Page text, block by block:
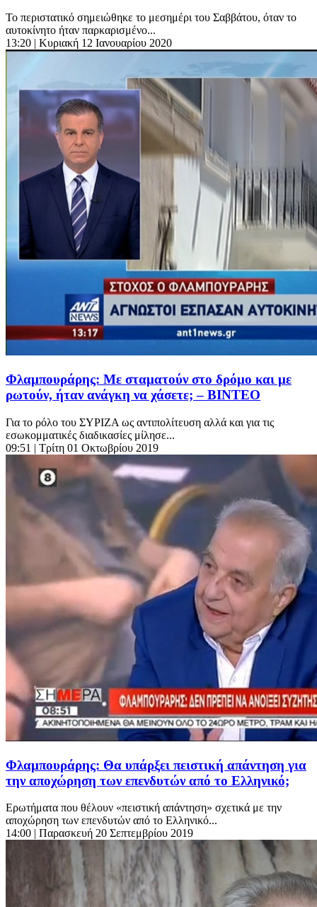
Το περιστατικό σημειώθηκε το μεσημέρι του Σαββάτου, όταν το
αυτοκίνητο ήταν παρκαρισμένο...
13:20 | Κυριακή 12 Ιανουαρίου 2020
Φλαμπουράρης: Με σταματούν στο δρόμο και με
ρωτούν, ήταν ανάγκη να χάσετε; – ΒΙΝΤΕΟ
Για το ρόλο του ΣΥΡΙΖΑ ως αντιπολίτευση αλλά και για τις
εσωκομματικές διαδικασίες μίλησε...
09:51 | Τρίτη 01 Οκτωβρίου 2019
Φλαμπουράρης: Θα υπάρξει πειστική απάντηση για
την αποχώρηση των επενδυτών από το Ελληνικό;
Ερωτήματα που θέλουν «πειστική απάντηση» σχετικά με την
αποχώρηση των επενδυτών από το Ελληνικό...
14:00 | Παρασκευή 20 Σεπτεμβρίου 2019